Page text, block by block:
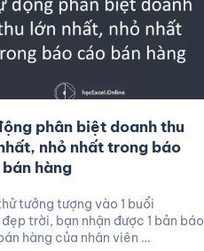
phân biệt doanh thu
nhỏ nhất trong báo
hàng
tưởng tượng vào 1 buổi
trời, bạn nhận được 1 bản báo
hàng của nhân viên …